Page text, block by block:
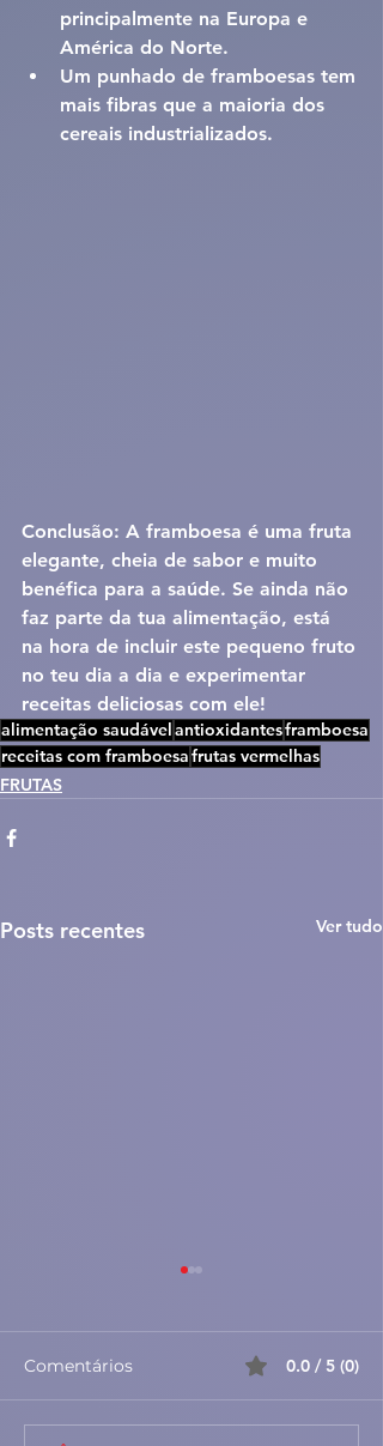
principalmente na Europa e
América do Norte.
Um punhado de framboesas tem
mais fibras que a maioria dos
cereais industrializados.
Conclusão: A framboesa é uma fruta
elegante, cheia de sabor e muito
benéfica para a saúde. Se ainda não
faz parte da tua alimentação, está
na hora de incluir este pequeno fruto
no teu dia a dia e experimentar
receitas deliciosas com ele!
alimentação saudávelantioxidantesframboesa
receitas com framboesafrutas vermelhas
FRUTAS
Posts recentes Ver tudo
Comentários 0.0 / 5 (0)